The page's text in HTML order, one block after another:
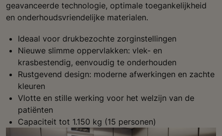
geavanceerde technologie, optimale toegankelijkheid
en onderhoudsvriendelijke materialen.
Ideaal voor drukbezochte zorginstellingen
Nieuwe slimme oppervlakken: vlek- en
krasbestendig, eenvoudig te onderhouden
Rustgevend design: moderne afwerkingen en zachte
kleuren
Vlotte en stille werking voor het welzijn van de
patiënten
Capaciteit tot 1.150 kg (15 personen)